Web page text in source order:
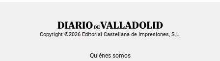
Copyright ©2026 Editorial Castellana de Impresiones, S.L.
Quiénes somos